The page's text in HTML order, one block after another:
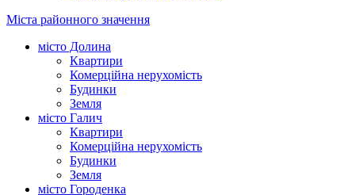
Міста районного значення
місто Долина
Квартири
Комерційна нерухомість
Будинки
Земля
місто Галич
Квартири
Комерційна нерухомість
Будинки
Земля
місто Городенка